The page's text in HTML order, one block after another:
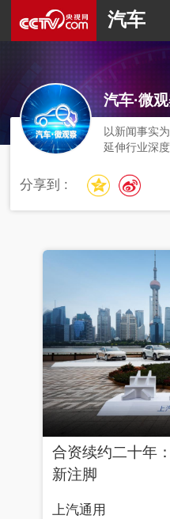
汽车
汽车·微
以新闻事实
延伸行业深
分享到 :
合资续约二十年
新注脚
上汽通用